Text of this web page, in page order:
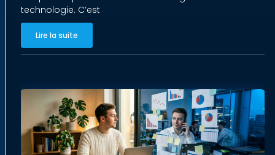
technologie. C’est
Lire la suite